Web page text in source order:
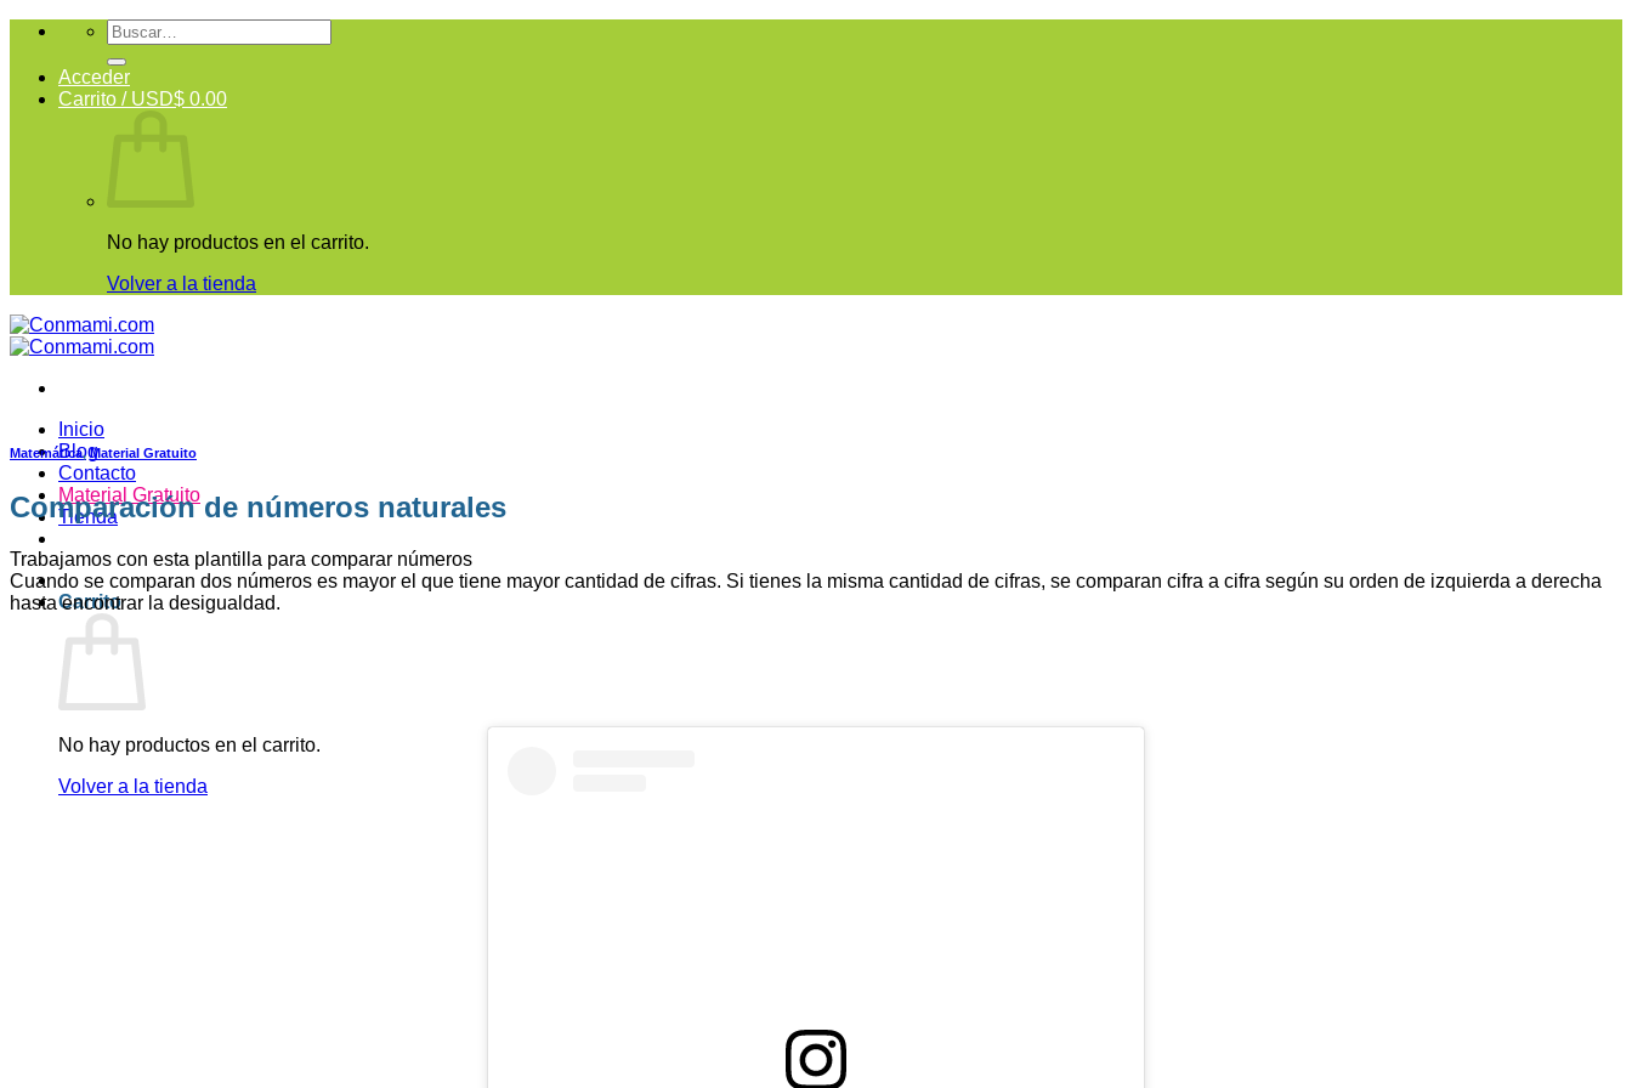
Acceder
Carrito / USD$ 0.00
No hay productos en el carrito.
Volver a la tienda
Inicio
Blog
Contacto
Material Gratuito
Tienda
Carrito
No hay productos en el carrito.
Volver a la tienda
Matemática,Material Gratuito
Comparación de números naturales
Trabajamos con esta plantilla para comparar números
Cuando se comparan dos números es mayor el que tiene mayor cantidad de cifras. Si tienes la misma cantidad de cifras, se comparan cifra a cifra según su orden de izquierda a derecha
hasta encontrar la desigualdad.